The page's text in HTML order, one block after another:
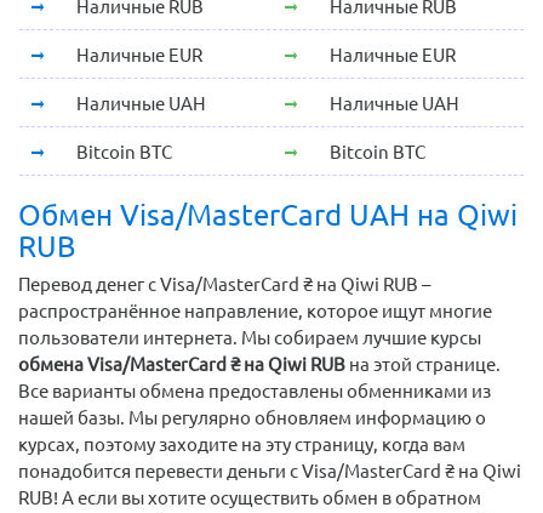
Наличные RUB Наличные RUB
Наличные EUR Наличные EUR
Наличные UAH Наличные UAH
Bitcoin BTC Bitcoin BTC
Обмен Visa/MasterCard UAH на Qiwi
RUB
Перевод денег с Visa/MasterCard ₴ на Qiwi RUB –
распространённое направление, которое ищут многие
пользователи интернета. Мы собираем лучшие курсы
обмена Visa/MasterCard ₴ на Qiwi RUB на этой странице.
Все варианты обмена предоставлены обменниками из
нашей базы. Мы регулярно обновляем информацию о
курсах, поэтому заходите на эту страницу, когда вам
понадобится перевести деньги с Visa/MasterCard ₴ на Qiwi
RUB! А если вы хотите осуществить обмен в обратном